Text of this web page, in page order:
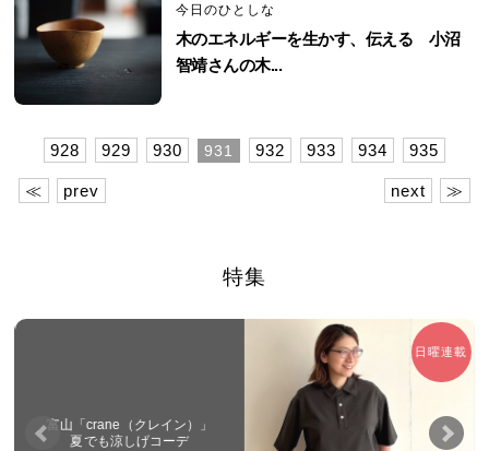
今日のひとしな
木のエネルギーを生かす、伝える 小沼
智靖さんの木...
≪ prev
928 929 930 931 932 933 934 935
next ≫
特集
日曜連載
富山「crane（クレイン）」
夏でも涼しげコーデ